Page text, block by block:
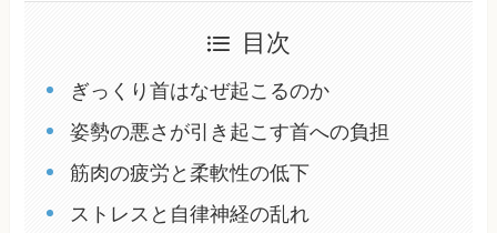
目次
ぎっくり首はなぜ起こるのか
姿勢の悪さが引き起こす首への負担
筋肉の疲労と柔軟性の低下
ストレスと自律神経の乱れ